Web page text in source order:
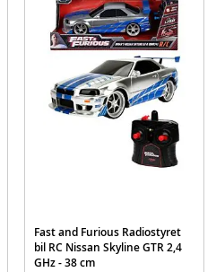
Fast and Furious Radiostyret
bil RC Nissan Skyline GTR 2,4
GHz - 38 cm